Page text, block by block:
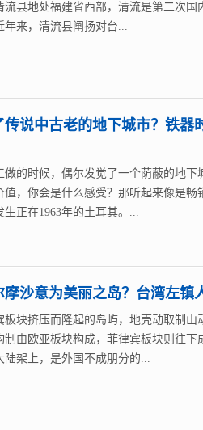
县地处福建省西部，清流是第二次国
年来，清流县阐扬对台...
说中古老的地下城市？铁器
的时候，偶尔发觉了一个荫蔽的地下
，你会是什么感受？那听起来像是畅
正在1963年的土耳其。...
沙意为美丽之岛？台湾左镇
块挤压而隆起的岛屿，地壳动取制山
由欧亚板块构成，菲律宾板块则往下
架上，是外国不成朋分的...